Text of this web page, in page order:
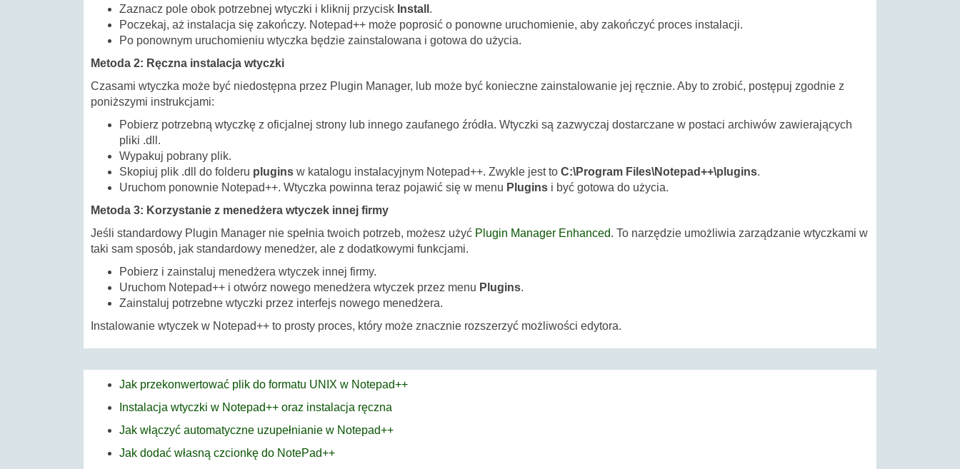
Zaznacz pole obok potrzebnej wtyczki i kliknij przycisk Install .
Poczekaj, aż instalacja się zakończy. Notepad++ może poprosić o ponowne uruchomienie, aby zakończyć proces instalacji.
Po ponownym uruchomieniu wtyczka będzie zainstalowana i gotowa do użycia.
Metoda 2: Ręczna instalacja wtyczki
Czasami wtyczka może być niedostępna przez Plugin Manager, lub może być konieczne zainstalowanie jej ręcznie. Aby to zrobić, postępuj zgodnie z
poniższymi instrukcjami:
Pobierz potrzebną wtyczkę z oficjalnej strony lub innego zaufanego źródła. Wtyczki są zazwyczaj dostarczane w postaci archiwów zawierających
pliki .dll.
Wypakuj pobrany plik.
Skopiuj plik .dll do folderu plugins w katalogu instalacyjnym Notepad++. Zwykle jest to C:\Program Files\Notepad++\plugins.
Uruchom ponownie Notepad++. Wtyczka powinna teraz pojawić się w menu Plugins i być gotowa do użycia.
Metoda 3: Korzystanie z menedżera wtyczek innej firmy
Jeśli standardowy Plugin Manager nie spełnia twoich potrzeb, możesz użyć Plugin Manager Enhanced. To narzędzie umożliwia zarządzanie wtyczkami w
taki sam sposób, jak standardowy menedżer, ale z dodatkowymi funkcjami.
Pobierz i zainstaluj menedżera wtyczek innej firmy.
Uruchom Notepad++ i otwórz nowego menedżera wtyczek przez menu Plugins.
Zainstaluj potrzebne wtyczki przez interfejs nowego menedżera.
Instalowanie wtyczek w Notepad++ to prosty proces, który może znacznie rozszerzyć możliwości edytora.
Jak przekonwertować plik do formatu UNIX w Notepad++
Instalacja wtyczki w Notepad++ oraz instalacja ręczna
Jak włączyć automatyczne uzupełnianie w Notepad++
Jak dodać własną czcionkę do NotePad++